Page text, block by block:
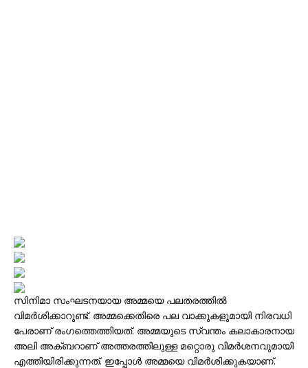
സിനിമാ സംഘടനയായ അമ്മയെ പലതരത്തിൽ
വിമർശിക്കാറുണ്ട്. അമ്മക്കെതിരെ പല വാക്കുകളുമായി നിരവധി
പേരാണ് രംഗത്തെത്തിയത്. അമ്മയുടെ സ്വന്തം കലാകാരനായ
അലി അക്ബറാണ് അത്തരത്തിലുള്ള മറ്റൊരു വിമർശനവുമായി
എത്തിയിരിക്കുന്നത്. ഇപ്പോൾ അമ്മയെ വിമർശിക്കുകയാണ്.